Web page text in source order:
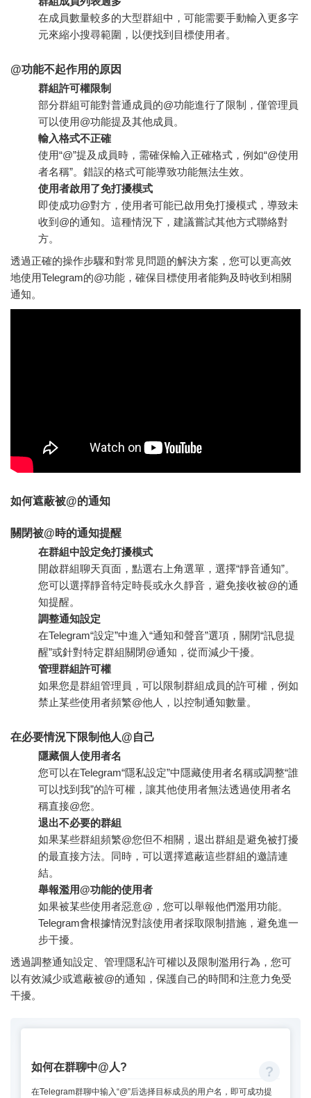
在成員數量較多的大型群組中，可能需要手動輸入更多字
元來縮小搜尋範圍，以便找到目標使用者。
@功能不起作用的原因
群組許可權限制
部分群組可能對普通成員的@功能進行了限制，僅管理員
可以使用@功能提及其他成員。
輸入格式不正確
使用“@”提及成員時，需確保輸入正確格式，例如“@使用
者名稱”。錯誤的格式可能導致功能無法生效。
使用者啟用了免打擾模式
即使成功@對方，使用者可能已啟用免打擾模式，導致未
收到@的通知。這種情況下，建議嘗試其他方式聯絡對
方。
透過正確的操作步驟和對常見問題的解決方案，您可以更高效
地使用Telegram的@功能，確保目標使用者能夠及時收到相關
通知。
如何遮蔽被@的通知
關閉被@時的通知提醒
在群組中設定免打擾模式
開啟群組聊天頁面，點選右上角選單，選擇“靜音通知”。
您可以選擇靜音特定時長或永久靜音，避免接收被@的通
知提醒。
調整通知設定
在Telegram“設定”中進入“通知和聲音”選項，關閉“訊息提
醒”或針對特定群組關閉@通知，從而減少干擾。
管理群組許可權
如果您是群組管理員，可以限制群組成員的許可權，例如
禁止某些使用者頻繁@他人，以控制通知數量。
在必要情況下限制他人@自己
隱藏個人使用者名
您可以在Telegram“隱私設定”中隱藏使用者名稱或調整“誰
可以找到我”的許可權，讓其他使用者無法透過使用者名
稱直接@您。
退出不必要的群組
如果某些群組頻繁@您但不相關，退出群組是避免被打擾
的最直接方法。同時，可以選擇遮蔽這些群組的邀請連
結。
舉報濫用@功能的使用者
如果被某些使用者惡意@，您可以舉報他們濫用功能。
Telegram會根據情況對該使用者採取限制措施，避免進一
步干擾。
透過調整通知設定、管理隱私許可權以及限制濫用行為，您可
以有效減少或遮蔽被@的通知，保護自己的時間和注意力免受
干擾。
如何在群聊中@人?
在Telegram群聊中输入“@”后选择目标成员的用户名，即可成功提